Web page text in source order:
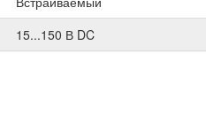
15...150 В DC